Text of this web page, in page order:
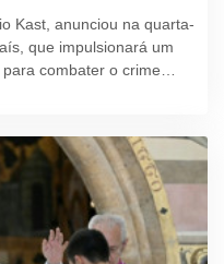
Kast, anunciou na quarta-
que impulsionará um
combater o crime
promessas de campanha.